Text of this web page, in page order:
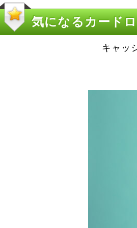
気になるカード
キャッ